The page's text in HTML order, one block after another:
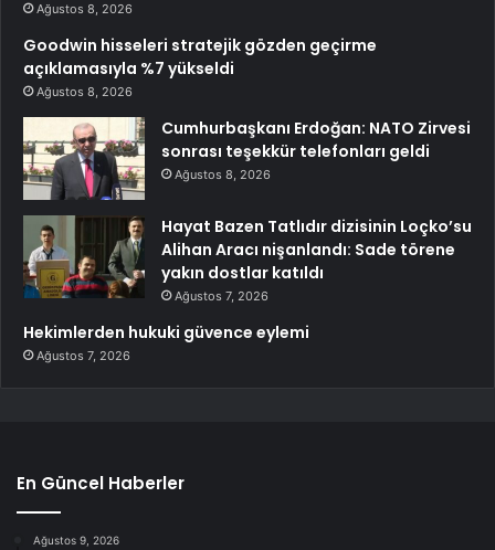
Ağustos 8, 2026
Goodwin hisseleri stratejik gözden geçirme
açıklamasıyla %7 yükseldi
Ağustos 8, 2026
Cumhurbaşkanı Erdoğan: NATO Zirvesi
sonrası teşekkür telefonları geldi
Ağustos 8, 2026
Hayat Bazen Tatlıdır dizisinin Loçko’su
Alihan Aracı nişanlandı: Sade törene
yakın dostlar katıldı
Ağustos 7, 2026
Hekimlerden hukuki güvence eylemi
Ağustos 7, 2026
En Güncel Haberler
Ağustos 9, 2026